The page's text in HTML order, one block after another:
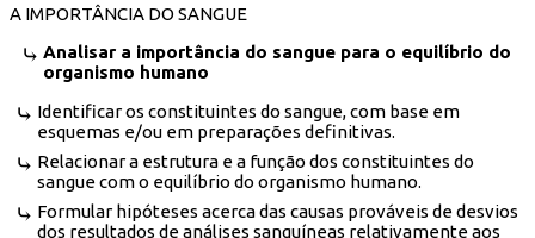
A IMPORTÂNCIA DO SANGUE
Analisar a importância do sangue para o equilíbrio do
organismo humano
Identificar os constituintes do sangue, com base em
esquemas e/ou em preparações definitivas.
Relacionar a estrutura e a função dos constituintes do
sangue com o equilíbrio do organismo humano.
Formular hipóteses acerca das causas prováveis de desvios
dos resultados de análises sanguíneas relativamente aos